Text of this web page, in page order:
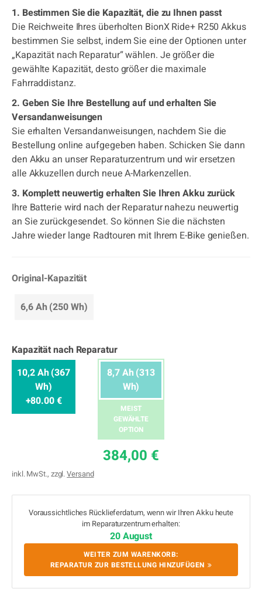
1. Bestimmen Sie die Kapazität, die zu Ihnen passt
Die Reichweite Ihres überholten BionX Ride+ R250 Akkus
bestimmen Sie selbst, indem Sie eine der Optionen unter
„Kapazität nach Reparatur“ wählen. Je größer die
gewählte Kapazität, desto größer die maximale
Fahrraddistanz.
2. Geben Sie Ihre Bestellung auf und erhalten Sie
Versandanweisungen
Sie erhalten Versandanweisungen, nachdem Sie die
Bestellung online aufgegeben haben. Schicken Sie dann
den Akku an unser Reparaturzentrum und wir ersetzen
alle Akkuzellen durch neue A-Markenzellen.
3. Komplett neuwertig erhalten Sie Ihren Akku zurück
Ihre Batterie wird nach der Reparatur nahezu neuwertig
an Sie zurückgesendet. So können Sie die nächsten
Jahre wieder lange Radtouren mit Ihrem E-Bike genießen.
Original-Kapazität
6,6 Ah (250 Wh)
Kapazität nach Reparatur
10,2 Ah (367
Wh)
+80.00 €
8,7 Ah (313
Wh)
MEIST
GEWÄHLTE
OPTION
384,00 €
inkl. MwSt., zzgl.Versand
Voraussichtliches Rücklieferdatum, wenn wir Ihren Akku heute
im Reparaturzentrum erhalten:
20 August
WEITER ZUM WARENKORB:
REPARATUR ZUR BESTELLUNG HINZUFÜGEN